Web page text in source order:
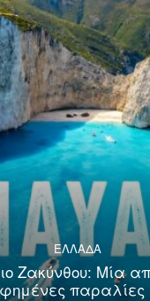
ΕΛΛΑΔΑ
Ζακύνθου: Μία
παραλίες